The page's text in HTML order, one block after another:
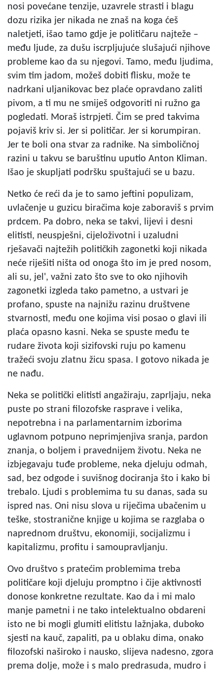
nosi povećane tenzije, uzavrele strasti i blagu
dozu rizika jer nikada ne znaš na koga ćeš
naletjeti, išao tamo gdje je političaru najteže –
među ljude, za dušu iscrpljujuće slušajući njihove
probleme kao da su njegovi. Tamo, među ljudima,
svim tim jadom, možeš dobiti flisku, može te
nadrkani uljanikovac bez plaće opravdano zaliti
pivom, a ti mu ne smiješ odgovoriti ni ružno ga
pogledati. Moraš istrpjeti. Čim se pred takvima
pojaviš kriv si. Jer si političar. Jer si korumpiran.
Jer te boli ona stvar za radnike. Na simboličnoj
razini u takvu se baruštinu uputio Anton Kliman.
Išao je skupljati podršku spuštajući se u bazu.
Netko će reći da je to samo jeftini populizam,
uvlačenje u guzicu biračima koje zaboraviš s prvim
prdcem. Pa dobro, neka se takvi, lijevi i desni
elitisti, neuspješni, cijeloživotni i uzaludni
rješavači najtežih političkih zagonetki koji nikada
neće riješiti ništa od onoga što im je pred nosom,
ali su, jel', važni zato što sve to oko njihovih
zagonetki izgleda tako pametno, a ustvari je
profano, spuste na najnižu razinu društvene
stvarnosti, među one kojima visi posao o glavi ili
plaća opasno kasni. Neka se spuste među te
rudare života koji sizifovski ruju po kamenu
tražeći svoju zlatnu žicu spasa. I gotovo nikada je
ne nađu.
Neka se politički elitisti angažiraju, zaprljaju, neka
puste po strani filozofske rasprave i velika,
nepotrebna i na parlamentarnim izborima
uglavnom potpuno neprimjenjiva sranja, pardon
znanja, o boljem i pravednijem životu. Neka ne
izbjegavaju tuđe probleme, neka djeluju odmah,
sad, bez odgode i suvišnog dociranja što i kako bi
trebalo. Ljudi s problemima tu su danas, sada su
ispred nas. Oni nisu slova u riječima ubačenim u
teške, stostranične knjige u kojima se razglaba o
naprednom društvu, ekonomiji, socijalizmu i
kapitalizmu, profitu i samoupravljanju.
Ovo društvo s pratećim problemima treba
političare koji djeluju promptno i čije aktivnosti
donose konkretne rezultate. Kao da i mi malo
manje pametni i ne tako intelektualno obdareni
isto ne bi mogli glumiti elitistu lažnjaka, duboko
sjesti na kauč, zapaliti, pa u oblaku dima, onako
filozofski naširoko i nausko, slijeva nadesno, zgora
prema dolje, može i s malo predrasuda, mudro i